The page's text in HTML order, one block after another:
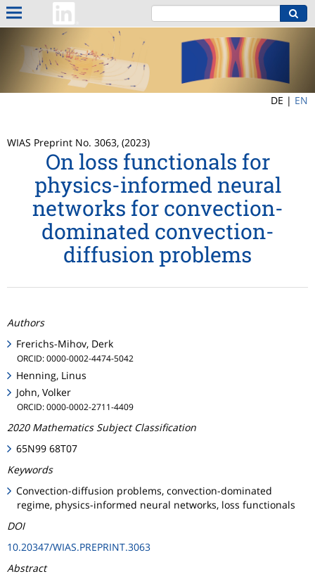
DE | EN
WIAS Preprint No. 3063, (2023)
On loss functionals for
physics-informed neural
networks for convection-
dominated convection-
diffusion problems
Authors
Frerichs-Mihov, Derk
ORCID: 0000-0002-4474-5042
Henning, Linus
John, Volker
ORCID: 0000-0002-2711-4409
2020 Mathematics Subject Classification
65N99 68T07
Keywords
Convection-diffusion problems, convection-dominated
regime, physics-informed neural networks, loss functionals
DOI
10.20347/WIAS.PREPRINT.3063
Abstract